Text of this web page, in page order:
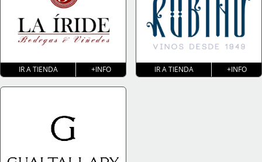
IR A TIENDA +INFO IR A TIENDA +INFO